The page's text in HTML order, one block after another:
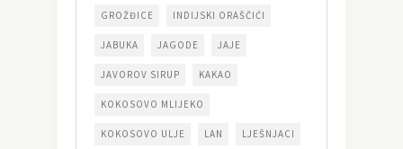
GROŽĐICE INDIJSKI ORAŠČIĆI
JABUKA JAGODE JAJE
JAVOROV SIRUP KAKAO
KOKOSOVO MLIJEKO
KOKOSOVO ULJE LAN LJEŠNJACI